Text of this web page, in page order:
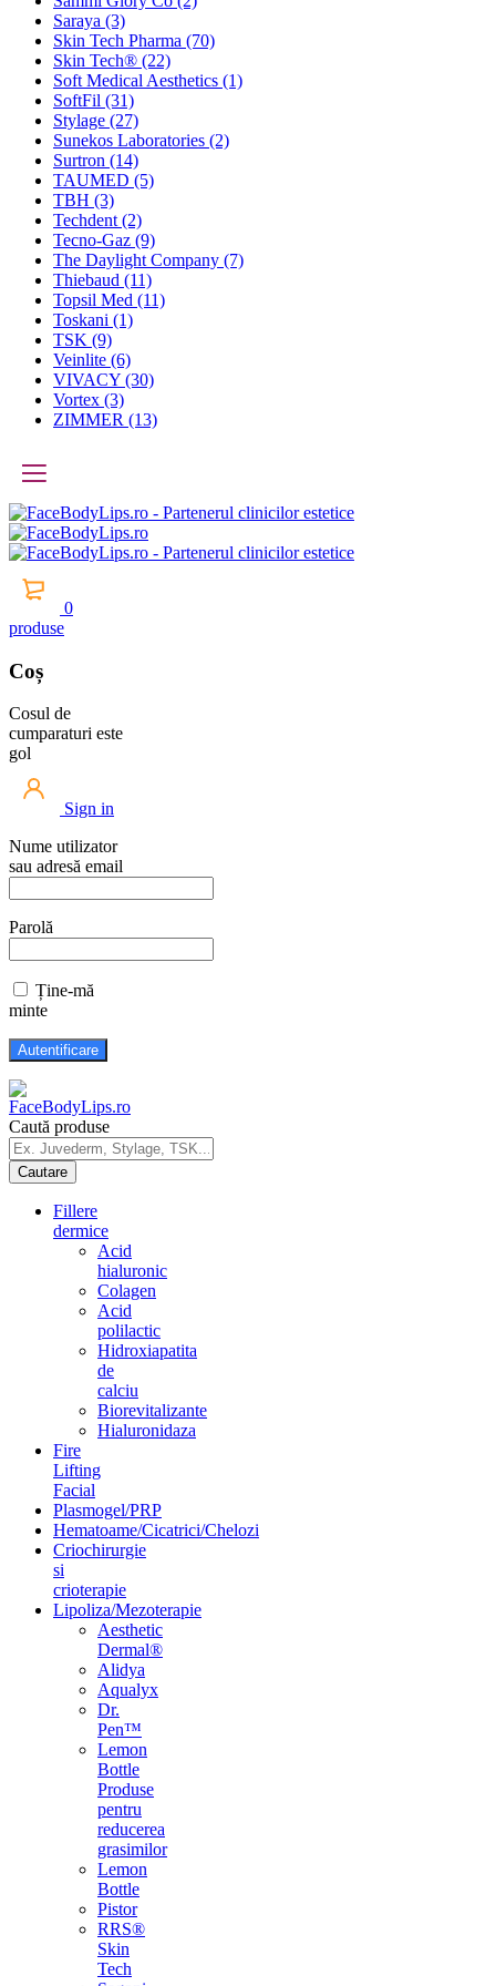
Saraya (3)
Skin Tech Pharma (70)
Skin Tech® (22)
Soft Medical Aesthetics (1)
SoftFil (31)
Stylage (27)
Sunekos Laboratories (2)
Surtron (14)
TAUMED (5)
TBH (3)
Techdent (2)
Tecno-Gaz (9)
The Daylight Company (7)
Thiebaud (11)
Topsil Med (11)
Toskani (1)
TSK (9)
Veinlite (6)
VIVACY (30)
Vortex (3)
ZIMMER (13)
0
produse
Coș
Cosul de
cumparaturi este
gol
Sign in
Nume utilizator
sau adresă email
Parolă
Ține-mă
minte
Caută produse
Fillere
dermice
Acid
hialuronic
Colagen
Acid
polilactic
Hidroxiapatita
de
calciu
Biorevitalizante
Hialuronidaza
Fire
Lifting
Facial
Plasmogel/PRP
Hematoame/Cicatrici/Chelozi
Criochirurgie
si
crioterapie
Lipoliza/Mezoterapie
Aesthetic
Dermal®
Alidya
Aqualyx
Dr.
Pen™
Lemon
Bottle
Produse
pentru
reducerea
grasimilor
Lemon
Bottle
Pistor
RRS®
Skin
Tech